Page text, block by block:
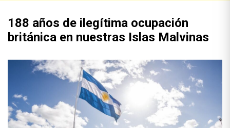
188 años de ilegítima ocupación
británica en nuestras Islas Malvinas